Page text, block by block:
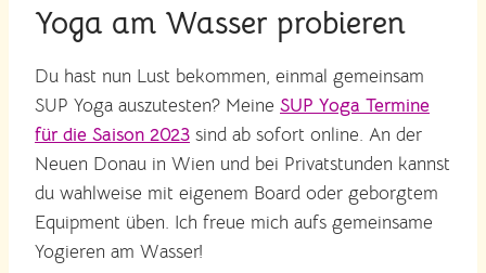
Yoga am Wasser probieren
Du hast nun Lust bekommen, einmal gemeinsam
SUP Yoga auszutesten? Meine SUP Yoga Termine
für die Saison 2023 sind ab sofort online. An der
Neuen Donau in Wien und bei Privatstunden kannst
du wahlweise mit eigenem Board oder geborgtem
Equipment üben. Ich freue mich aufs gemeinsame
Yogieren am Wasser!